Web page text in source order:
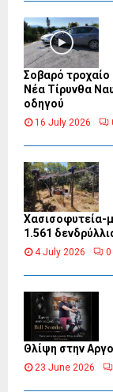
Σοβαρό
Νέα Τίρυνθα
οδηγού
16 July 2026
Χασισοφυτεία-
1.561
4 July 2026 0
Θλίψη στην
23 June 2026